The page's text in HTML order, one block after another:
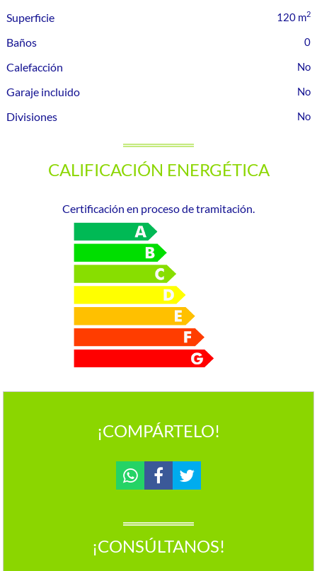
Superficie 120 m2
Baños 0
Calefacción
Garaje incluido
Divisiones
CALIFICACIÓN ENERGÉTICA
Certificación en proceso de tramitación.
¡COMPÁRTELO!
¡CONSÚLTANOS!